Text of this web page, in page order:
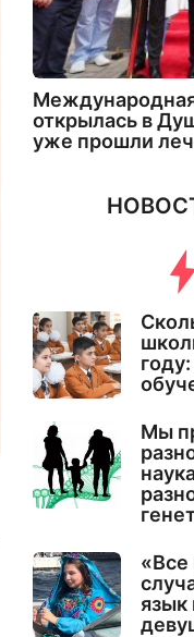
открылась в
уже прошли
Мы
язык